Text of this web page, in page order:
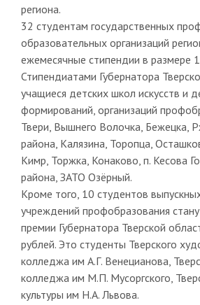
региона.
32 студентам государственных
образовательных организаций
ежемесячные стипендии в размере
Стипендиатами Губернатора
учащиеся детских школ искусств и
формирований, организаций
Твери, Вышнего Волочка, Бежецка,
района, Калязина, Торопца,
Кимр, Торжка, Конаково, п. Кесова
района, ЗАТО Озёрный.
Кроме того, 10 студентов
учреждений профобразования
премии Губернатора Тверской
рублей. Это студенты Тверского
колледжа им А.Г. Венецианова,
колледжа им М.П. Мусоргского,
культуры им Н.А. Львова.